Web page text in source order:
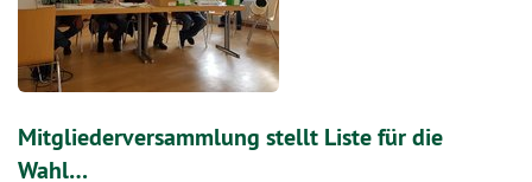
Mitgliederversammlung stellt Liste für die
Wahl…